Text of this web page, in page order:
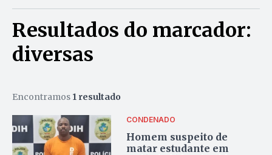
Resultados do marcador:
diversas
Encontramos 1 resultado
CONDENADO
Homem suspeito de
matar estudante em